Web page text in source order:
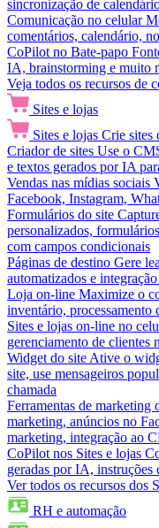
sincronização de
Comunicação no celular
comentários, calendário,
CoPilot no Bate-papo
IA, brainstorming e muito
Veja todos os recursos de
Sites e lojas
Sites e lojas Crie sites
Criador de sites Use o
e textos gerados por IA
Vendas nas mídias sociais
Facebook, Instagram,
Formulários do site
personalizados,
com campos condicionais
Páginas de destino Gere
automatizados e
Loja on-line Maximize o
inventário, processamento
Sites e lojas on-line no
gerenciamento de clientes
Widget do site Ative o
site, use mensageiros
chamada
Ferramentas de marketing
marketing, anúncios no
marketing, integração ao
CoPilot nos Sites e lojas
geradas por IA, instruções
Ver todos os recursos dos
RH e automação